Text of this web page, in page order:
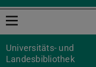
Menü öffnen
Universitäts- und
Landesbibliothek